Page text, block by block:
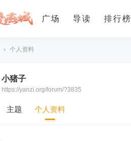
广场 导读 排行榜
› 个人资料
小猪子
https://yanzi.org/forum/?3835
主题 个人资料